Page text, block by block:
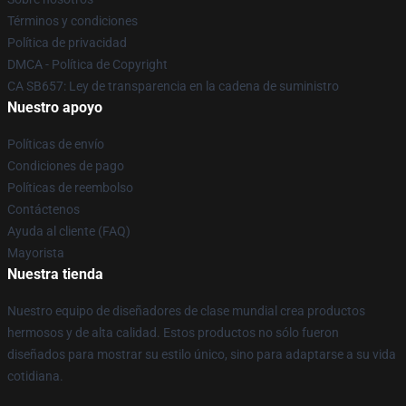
Términos y condiciones
Política de privacidad
DMCA - Política de Copyright
CA SB657: Ley de transparencia en la cadena de suministro
Nuestro apoyo
Políticas de envío
Condiciones de pago
Políticas de reembolso
Contáctenos
Ayuda al cliente (FAQ)
Mayorista
Nuestra tienda
Nuestro equipo de diseñadores de clase mundial crea productos
hermosos y de alta calidad. Estos productos no sólo fueron
diseñados para mostrar su estilo único, sino para adaptarse a su vida
cotidiana.